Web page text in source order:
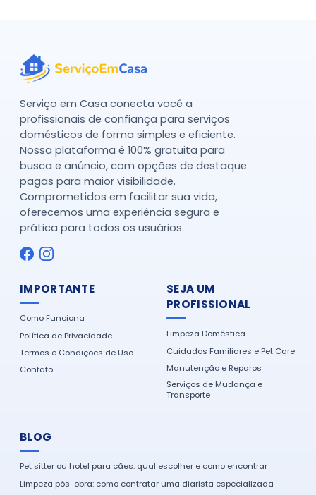
Serviço em Casa conecta você a
profissionais de confiança para serviços
domésticos de forma simples e eficiente.
Nossa plataforma é 100% gratuita para
busca e anúncio, com opções de destaque
pagas para maior visibilidade.
Comprometidos em facilitar sua vida,
oferecemos uma experiência segura e
prática para todos os usuários.
IMPORTANTE
Como Funciona
Política de Privacidade
Termos e Condições de Uso
Contato
SEJA UM
PROFISSIONAL
Limpeza Doméstica
Cuidados Familiares e Pet Care
Manutenção e Reparos
Serviços de Mudança e
Transporte
BLOG
Pet sitter ou hotel para cães: qual escolher e como encontrar
Limpeza pós-obra: como contratar uma diarista especializada